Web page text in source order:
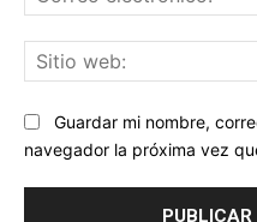
Guardar mi nombre,
navegador la próxima vez